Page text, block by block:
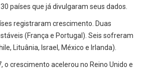
países que já divulgaram seus dados.
registraram crescimento. Duas
(França e Portugal). Seis sofreram
Lituânia, Israel, México e Irlanda).
o crescimento acelerou no Reino Unido e